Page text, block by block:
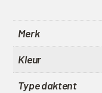
Merk
Kleur
Type daktent